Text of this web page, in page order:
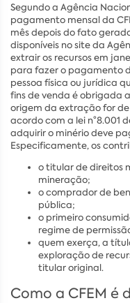
Segundo a Agência
pagamento mensal da
mês depois do fato
disponíveis no site da
extrair os recursos em
para fazer o pagamento
pessoa física ou jurídica
fins de venda é obrigada
origem da extração for
acordo com a lei n°8.001
adquirir o minério deve
Especificamente, os
o titular de direitos
mineração;
o comprador de
pública;
o primeiro
regime de
quem exerça, a
exploração de
titular original.
Como a CFEM é